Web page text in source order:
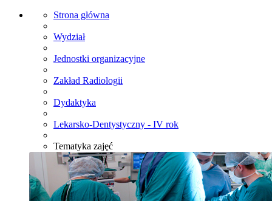
Strona główna
Wydział
Jednostki organizacyjne
Zakład Radiologii
Dydaktyka
Lekarsko-Dentystyczny - IV rok
Tematyka zajęć